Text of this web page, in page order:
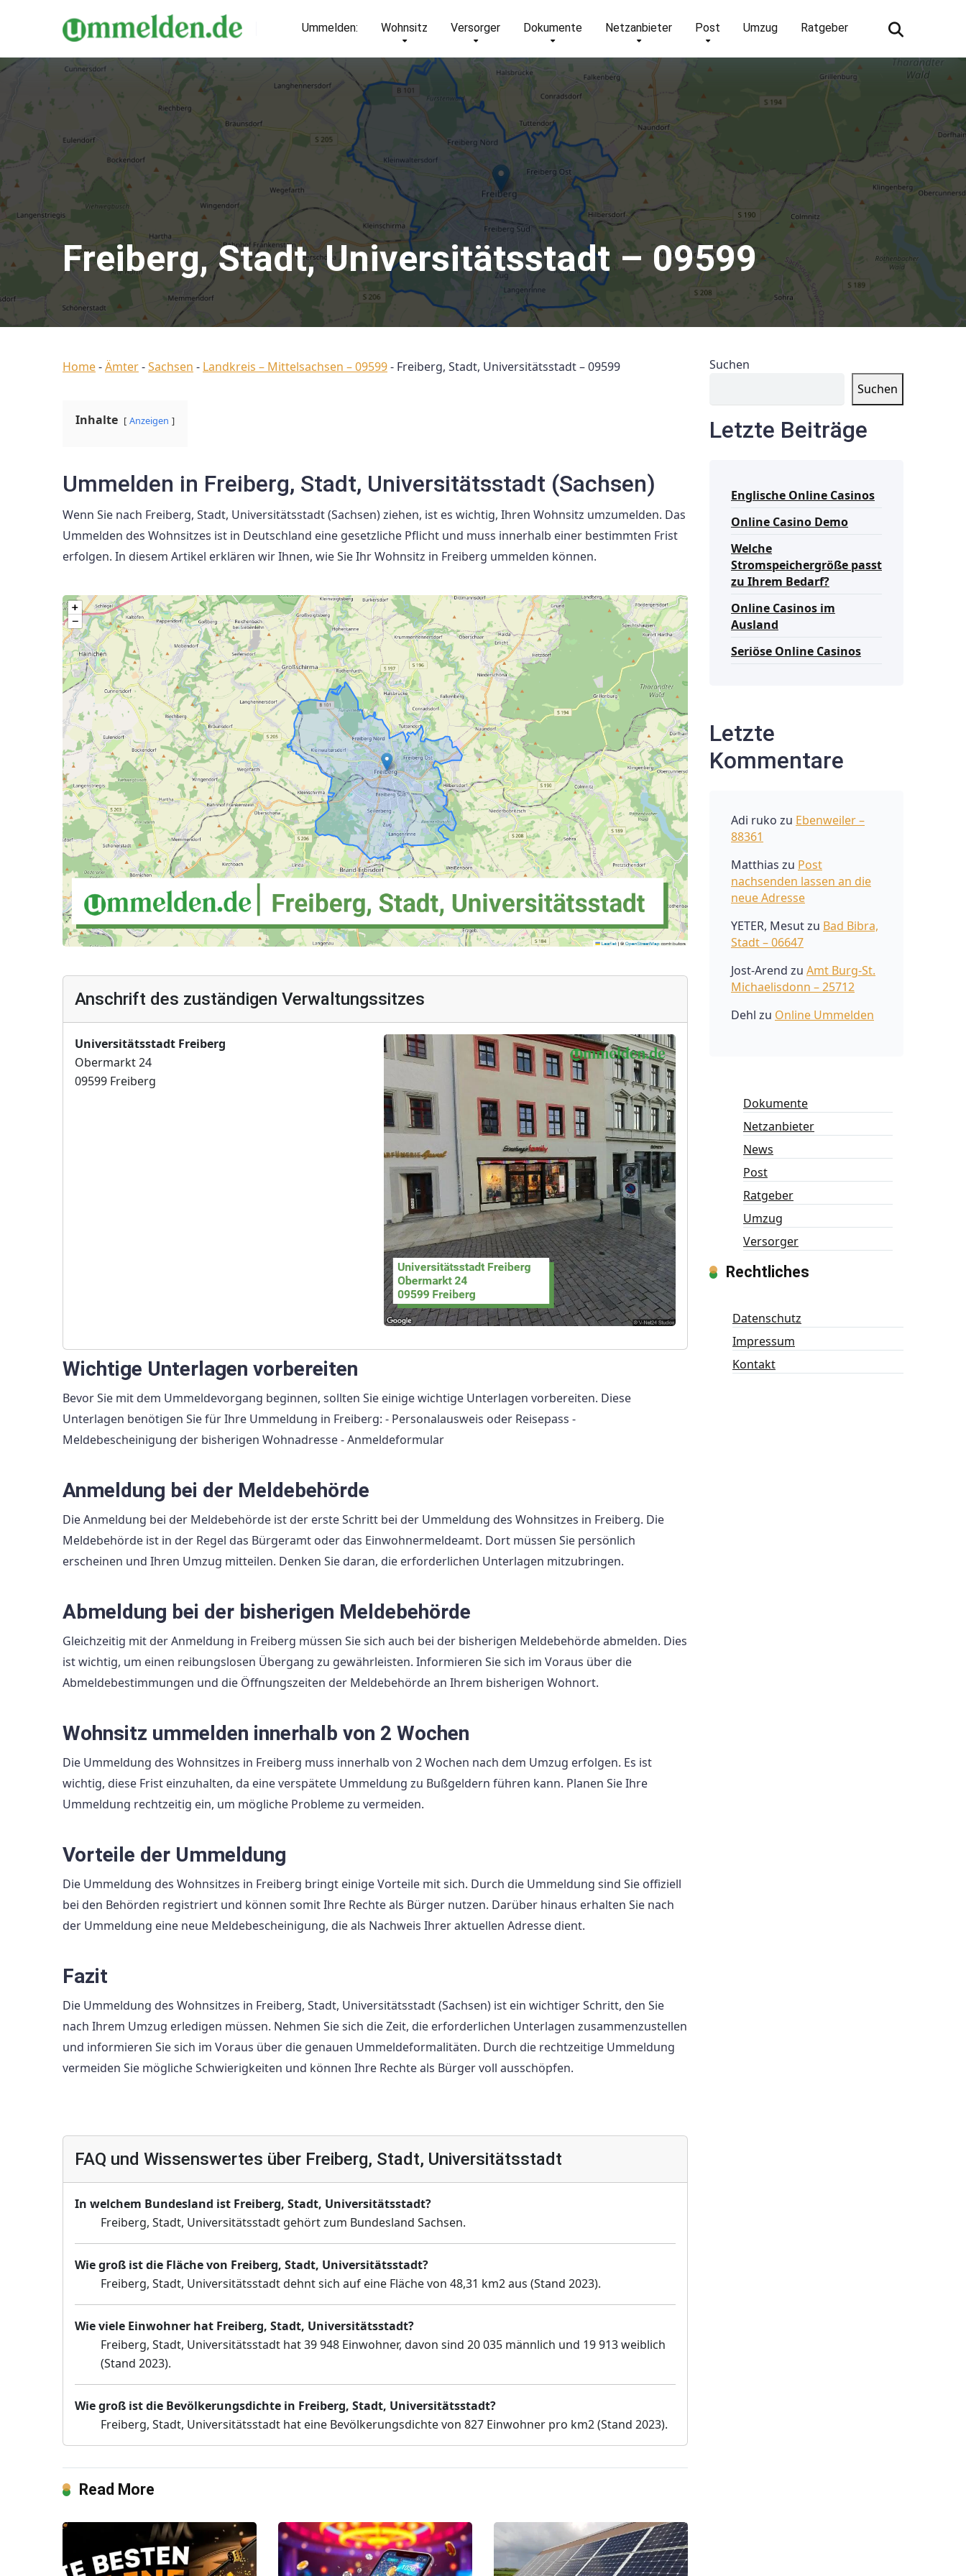
Ummelden: Wohnsitz Versorger Dokumente Netzanbieter Post Umzug Ratgeber
Freiberg, Stadt, Universitätsstadt – 09599
Home-Ämter-Sachsen - Landkreis – Mittelsachsen – 09599- Freiberg, Stadt, Universitätsstadt – 09599
Inhalte Anzeigen
Ummelden in Freiberg, Stadt, Universitätsstadt (Sachsen)
Wenn Sie nach Freiberg, Stadt, Universitätsstadt (Sachsen) ziehen, ist es wichtig, Ihren Wohnsitz umzumelden. Das
Ummelden des Wohnsitzes ist in Deutschland eine gesetzliche Pflicht und muss innerhalb einer bestimmten Frist
erfolgen. In diesem Artikel erklären wir Ihnen, wie Sie Ihr Wohnsitz in Freiberg ummelden können.
Anschrift des zuständigen Verwaltungssitzes
Universitätsstadt Freiberg
Obermarkt 24
09599 Freiberg
Wichtige Unterlagen vorbereiten
Bevor Sie mit dem Ummeldevorgang beginnen, sollten Sie einige wichtige Unterlagen vorbereiten. Diese
Unterlagen benötigen Sie für Ihre Ummeldung in Freiberg: - Personalausweis oder Reisepass -
Meldebescheinigung der bisherigen Wohnadresse - Anmeldeformular
Anmeldung bei der Meldebehörde
Die Anmeldung bei der Meldebehörde ist der erste Schritt bei der Ummeldung des Wohnsitzes in Freiberg. Die
Meldebehörde ist in der Regel das Bürgeramt oder das Einwohnermeldeamt. Dort müssen Sie persönlich
erscheinen und Ihren Umzug mitteilen. Denken Sie daran, die erforderlichen Unterlagen mitzubringen.
Abmeldung bei der bisherigen Meldebehörde
Gleichzeitig mit der Anmeldung in Freiberg müssen Sie sich auch bei der bisherigen Meldebehörde abmelden. Dies
ist wichtig, um einen reibungslosen Übergang zu gewährleisten. Informieren Sie sich im Voraus über die
Abmeldebestimmungen und die Öffnungszeiten der Meldebehörde an Ihrem bisherigen Wohnort.
Wohnsitz ummelden innerhalb von 2 Wochen
Die Ummeldung des Wohnsitzes in Freiberg muss innerhalb von 2 Wochen nach dem Umzug erfolgen. Es ist
wichtig, diese Frist einzuhalten, da eine verspätete Ummeldung zu Bußgeldern führen kann. Planen Sie Ihre
Ummeldung rechtzeitig ein, um mögliche Probleme zu vermeiden.
Vorteile der Ummeldung
Die Ummeldung des Wohnsitzes in Freiberg bringt einige Vorteile mit sich. Durch die Ummeldung sind Sie offiziell
bei den Behörden registriert und können somit Ihre Rechte als Bürger nutzen. Darüber hinaus erhalten Sie nach
der Ummeldung eine neue Meldebescheinigung, die als Nachweis Ihrer aktuellen Adresse dient.
Fazit
Die Ummeldung des Wohnsitzes in Freiberg, Stadt, Universitätsstadt (Sachsen) ist ein wichtiger Schritt, den Sie
nach Ihrem Umzug erledigen müssen. Nehmen Sie sich die Zeit, die erforderlichen Unterlagen zusammenzustellen
und informieren Sie sich im Voraus über die genauen Ummeldeformalitäten. Durch die rechtzeitige Ummeldung
vermeiden Sie mögliche Schwierigkeiten und können Ihre Rechte als Bürger voll ausschöpfen.
FAQ und Wissenswertes über Freiberg, Stadt, Universitätsstadt
In welchem Bundesland ist Freiberg, Stadt, Universitätsstadt?
Freiberg, Stadt, Universitätsstadt gehört zum Bundesland Sachsen.
Wie groß ist die Fläche von Freiberg, Stadt, Universitätsstadt?
Freiberg, Stadt, Universitätsstadt dehnt sich auf eine Fläche von 48,31 km2 aus (Stand 2023).
Wie viele Einwohner hat Freiberg, Stadt, Universitätsstadt?
Freiberg, Stadt, Universitätsstadt hat 39 948 Einwohner, davon sind 20 035 männlich und 19 913 weiblich
(Stand 2023).
Wie groß ist die Bevölkerungsdichte in Freiberg, Stadt, Universitätsstadt?
Freiberg, Stadt, Universitätsstadt hat eine Bevölkerungsdichte von 827 Einwohner pro km2 (Stand 2023).
Read More
Suchen
Suchen
Letzte Beiträge
Englische Online Casinos
Online Casino Demo
Welche
Stromspeichergröße passt
zu Ihrem Bedarf?
Online Casinos im
Ausland
Seriöse Online Casinos
Letzte
Kommentare
Adi ruko zu Ebenweiler –
88361
Matthias zu Post
nachsenden lassen an die
neue Adresse
YETER, Mesutzu Bad Bibra,
Stadt – 06647
Jost-Arend zu Amt Burg-St.
Michaelisdonn – 25712
Dehl zu Online Ummelden
Dokumente
Netzanbieter
News
Post
Ratgeber
Umzug
Versorger
Rechtliches
Datenschutz
Impressum
Kontakt